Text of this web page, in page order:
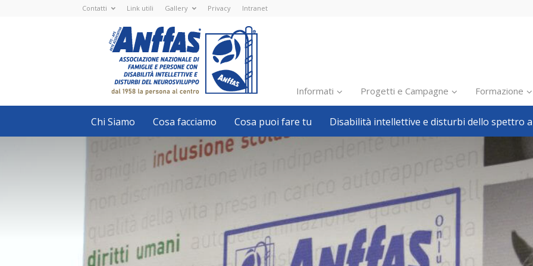
Contatti Link utili Gallery Privacy Intranet
Nazionale
ETS
-
APS
Associazione
Nazionale
di
Famiglie
e
con
disabilità
intellettive
neurosviluppo
Informati
Inclusione scolastica
Inclusione lavorativa
Politiche sociali
Pillole
Formazione
Avvisi, bandi
Welfare locale
Progetti e Campagne Formazione
Chi Siamo Cosa facciamo Cosa puoi fare tu Disabilità intellettive e disturbi dello spettro